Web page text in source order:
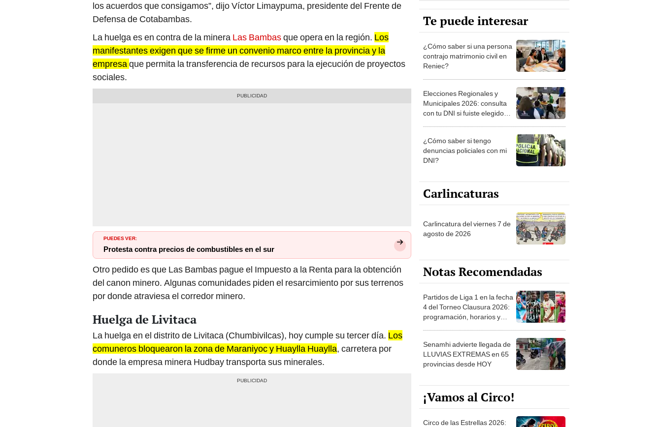
los acuerdos que consigamos”, dijo Víctor Limaypuma, presidente del Frente de
Defensa de Cotabambas.
La huelga es en contra de la minera Las Bambasque opera en la región. Los
manifestantes exigen que se firme un convenio marco entre la provincia y la
empresaque permita la transferencia de recursos para la ejecución de proyectos
sociales.
PUEDES VER:
Protesta contra precios de combustibles en el sur
Otro pedido es que Las Bambas pague el Impuesto a la Renta para la obtención
del canon minero. Algunas comunidades piden el resarcimiento por sus terrenos
por donde atraviesa el corredor minero.
Huelga de Livitaca
La huelga en el distrito de Livitaca (Chumbivilcas), hoy cumple su tercer día. Los
comuneros bloquearon la zona de Maraniyoc y Huaylla Huaylla, carretera por
donde la empresa minera Hudbay transporta sus minerales.
Te puede interesar
¿Cómo saber si una persona
contrajo matrimonio civil en
Reniec?
Elecciones Regionales y
Municipales 2026: consulta
con tu DNI si fuiste elegido
la ONPE
¿Cómo saber si tengo
denuncias policiales con mi
DNI?
Carlincaturas
Carlincatura del viernes 7 de
agosto de 2026
Notas Recomendadas
Partidos de Liga 1 en la fecha
4 del Torneo Clausura 2026:
programación, horarios y
Senamhi advierte llegada de
LLUVIAS EXTREMAS en 65
provincias desde HOY
¡Vamos al Circo!
Circo de las Estrellas 2026: